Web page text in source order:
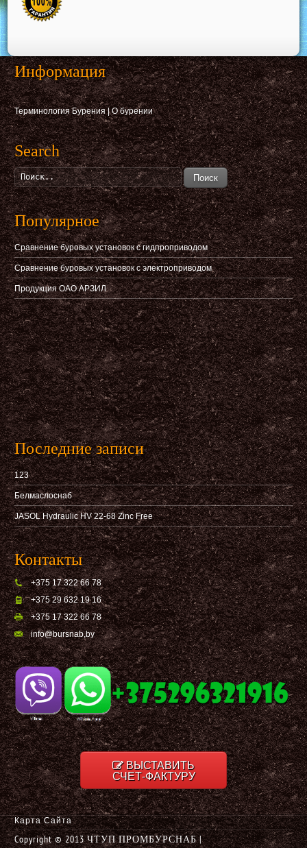
Информация
Терминология Бурения|О бурении
Search
Поиск
Популярное
Сравнение буровых установок с гидпроприводом
Сравнение буровых установок с электроприводом
Продукция ОАО АРЗИЛ
Последние записи
123
Белмаслоснаб
JASOL Hydraulic HV 22-68 Zinc Free
Контакты
+375 17 322 66 78
+375 29 632 19 16
+375 17 322 66 78
info@bursnab,by
ВЫСТАВИТЬ
СЧЕТ-ФАКТУРУ
Карта Сайта
Copyright © 2013 ЧТУП ПРОМБУРСНАБ |